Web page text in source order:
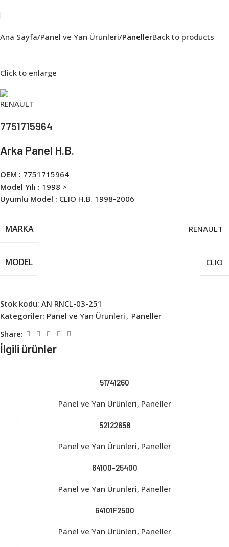
Ana Sayfa Panel ve Yan Ürünleri PanellerBack to products
Click to enlarge
7751715964
Arka Panel H.B.
OEM : 7751715964
Model Yılı : 1998 >
Uyumlu Model : CLIO H.B. 1998-2006
MARKA RENAULT
MODEL CLIO
Stok kodu: AN RNCL-03-251
Kategoriler: Panel ve Yan Ürünleri , Paneller
Share:
İlgili ürünler
51741260
Panel ve Yan Ürünleri, Paneller
52122658
Panel ve Yan Ürünleri, Paneller
64100-25400
Panel ve Yan Ürünleri, Paneller
64101F2500
Panel ve Yan Ürünleri, Paneller